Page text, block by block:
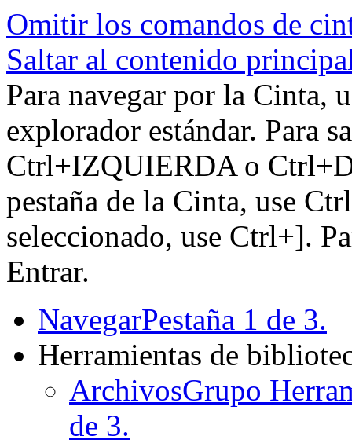
Omitir los comandos de
Saltar al contenido
Para navegar por la Cinta,
explorador estándar. Para
Ctrl+IZQUIERDA o
pestaña de la Cinta, use
seleccionado, use Ctrl+].
Entrar.
NavegarPestaña 1 de 3.
Herramientas de
ArchivosGrupo
de 3.